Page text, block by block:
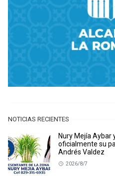
NOTICIAS RECIENTES
Nury Mejía Aybar
oficialmente su
Andrés Valdez
2026/8/7